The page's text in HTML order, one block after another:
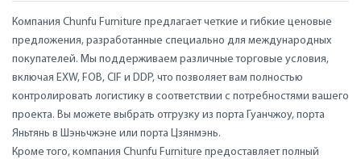
Компания Chunfu Furniture предлагает четкие и гибкие ценовые
предложения, разработанные специально для международных
покупателей. Мы поддерживаем различные торговые условия,
включая EXW, FOB, CIF и DDP, что позволяет вам полностью
контролировать логистику в соответствии с потребностями вашего
проекта. Вы можете выбрать отгрузку из порта Гуанчжоу, порта
Яньтянь в Шэньчжэне или порта Цзянмэнь.
Кроме того, компания Chunfu Furniture предоставляет полный